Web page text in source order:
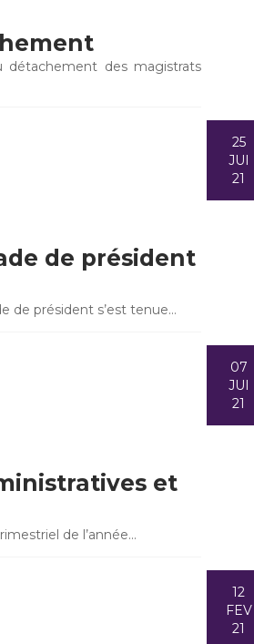
détachement des magistrats
25
JUI
21
de président
de président s’est tenue…
07
JUI
21
et
de l’année…
12
FEV
21